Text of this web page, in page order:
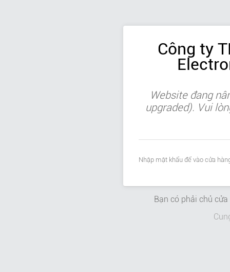
Công ty
Website đang
upgraded). Vui
Nhập mật khẩu để vào cửa
Bạn có phải chủ